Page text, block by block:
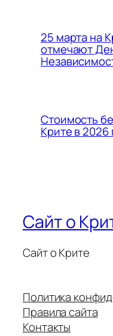
25 марта на
отмечают
Стоимость
Крите в 2026
Сайт о
Сайт о Крите
Политика
Правила сайта
Контакты